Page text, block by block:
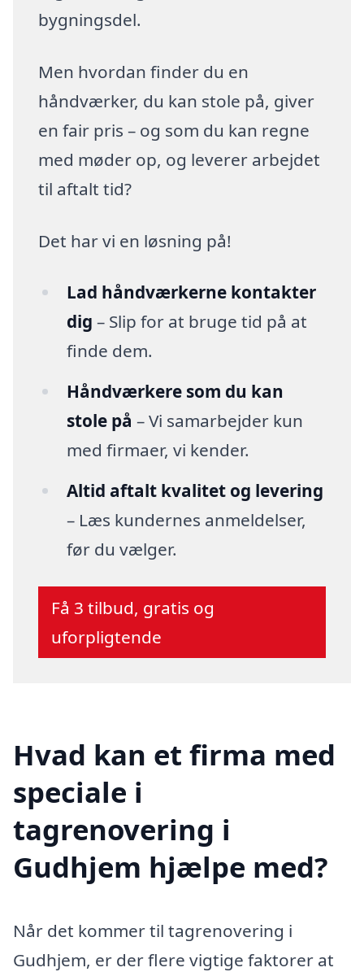
bygningsdel.
Men hvordan finder du en
håndværker, du kan stole på, giver
en fair pris – og som du kan regne
med møder op, og leverer arbejdet
til aftalt tid?
Det har vi en løsning på!
Lad håndværkerne kontakter
dig – Slip for at bruge tid på at
finde dem.
Håndværkere som du kan
stole på – Vi samarbejder kun
med firmaer, vi kender.
Altid aftalt kvalitet og levering
– Læs kundernes anmeldelser,
før du vælger.
Få 3 tilbud, gratis og
uforpligtende
Hvad kan et firma med
speciale i
tagrenovering i
Gudhjem hjælpe med?
Når det kommer til tagrenovering i
Gudhjem, er der flere vigtige faktorer at